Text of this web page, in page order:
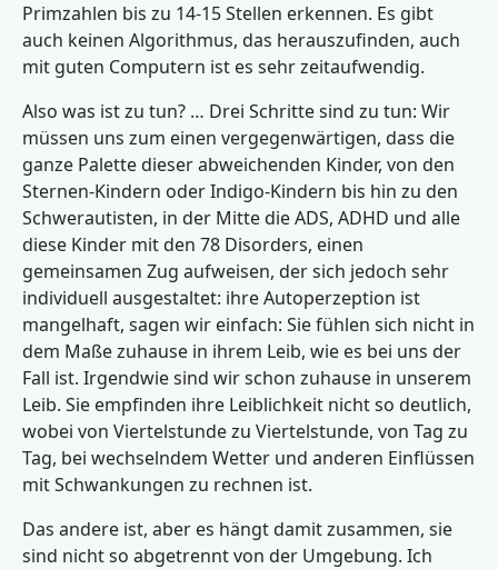
Primzahlen bis zu 14-15 Stellen erkennen. Es gibt
auch keinen Algorithmus, das herauszufinden, auch
mit guten Computern ist es sehr zeitaufwendig.
Also was ist zu tun? … Drei Schritte sind zu tun: Wir
müssen uns zum einen vergegenwärtigen, dass die
ganze Palette dieser abweichenden Kinder, von den
Sternen-Kindern oder Indigo-Kindern bis hin zu den
Schwerautisten, in der Mitte die ADS, ADHD und alle
diese Kinder mit den 78 Disorders, einen
gemeinsamen Zug aufweisen, der sich jedoch sehr
individuell ausgestaltet: ihre Autoperzeption ist
mangelhaft, sagen wir einfach: Sie fühlen sich nicht in
dem Maße zuhause in ihrem Leib, wie es bei uns der
Fall ist. Irgendwie sind wir schon zuhause in unserem
Leib. Sie empfinden ihre Leiblichkeit nicht so deutlich,
wobei von Viertelstunde zu Viertelstunde, von Tag zu
Tag, bei wechselndem Wetter und anderen Einflüssen
mit Schwankungen zu rechnen ist.
Das andere ist, aber es hängt damit zusammen, sie
sind nicht so abgetrennt von der Umgebung. Ich